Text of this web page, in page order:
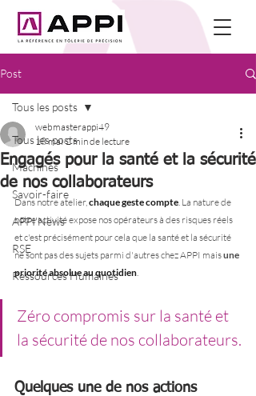
Post
Tous les posts
Machines
Savoir-faire
APPI'News
RSE
Ressources Humaines
Tous les posts
Engagés pour la santé et la sécurité
de nos collaborateurs
webmasterappi49
18 mai 2 min de lecture
Dans notre atelier, chaque geste compte. La nature de
notre activité expose nos opérateurs à des risques réels
et c'est précisément pour cela que la santé et la sécurité
ne sont pas des sujets parmi d'autres chez APPI mais une
priorité absolue au quotidien.
Zéro compromis sur la santé et
la sécurité de nos collaborateurs.
Quelques une de nos actions